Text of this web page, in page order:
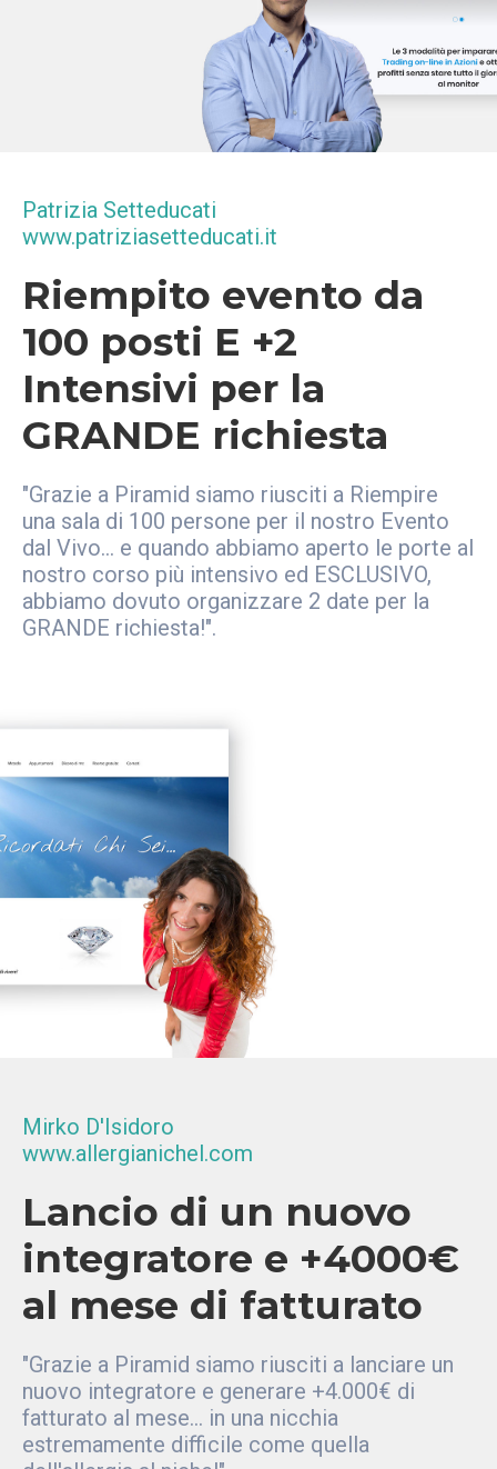
Patrizia Setteducati
www.patriziasetteducati.it
Riempito evento da
100 posti E +2
Intensivi per la
GRANDE richiesta
"Grazie a Piramid siamo riusciti a Riempire
una sala di 100 persone per il nostro Evento
dal Vivo... e quando abbiamo aperto le porte al
nostro corso più intensivo ed ESCLUSIVO,
abbiamo dovuto organizzare 2 date per la
GRANDE richiesta!".
Mirko D'Isidoro
www.allergianichel.com
Lancio di un nuovo
integratore e +4000€
al mese di fatturato
"Grazie a Piramid siamo riusciti a lanciare un
nuovo integratore e generare +4.000€ di
fatturato al mese... in una nicchia
estremamente difficile come quella